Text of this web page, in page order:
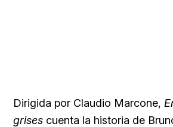
Dirigida por Claudio Marcone,
grises cuenta la historia de